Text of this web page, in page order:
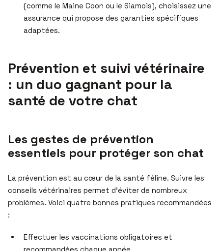
(comme le Maine Coon ou le Siamois), choisissez une
assurance qui propose des garanties spécifiques
adaptées.
Prévention et suivi vétérinaire
: un duo gagnant pour la
santé de votre chat
Les gestes de prévention
essentiels pour protéger son chat
La prévention est au cœur de la santé féline. Suivre les
conseils vétérinaires permet d’éviter de nombreux
problèmes. Voici quatre bonnes pratiques recommandées
:
Effectuer les vaccinations obligatoires et